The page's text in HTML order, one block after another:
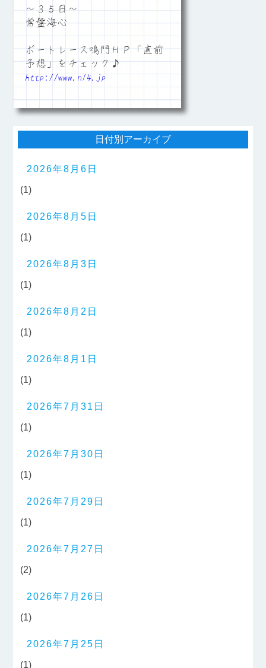
～３５日～
常盤海心
ボートレース鳴門ＨＰ「直前
予想」をチェック♪
http://www.n14.jp
日付別アーカイブ
2026年8月6日
(1)
2026年8月5日
(1)
2026年8月3日
(1)
2026年8月2日
(1)
2026年8月1日
(1)
2026年7月31日
(1)
2026年7月30日
(1)
2026年7月29日
(1)
2026年7月27日
(2)
2026年7月26日
(1)
2026年7月25日
(1)